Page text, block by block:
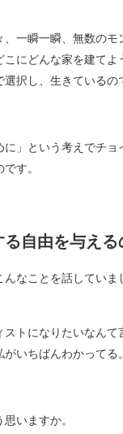
、一瞬一瞬、無数の
こにどんな家を建て
択し、生きているの
」という考えでチ
す。
自由を与える
んなことを話してい
ストになりたいなん
いちばんわかって
いますか。